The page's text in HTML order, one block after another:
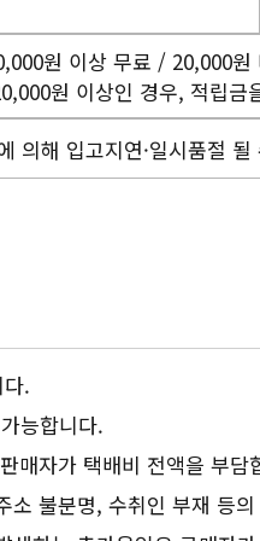
원 이상 무료 / 20,000원
원 이상인 경우, 적립
의해 입고지연·일시품절
.
능합니다.
매자가 택배비 전액을 부담
소 불분명, 수취인 부재 등